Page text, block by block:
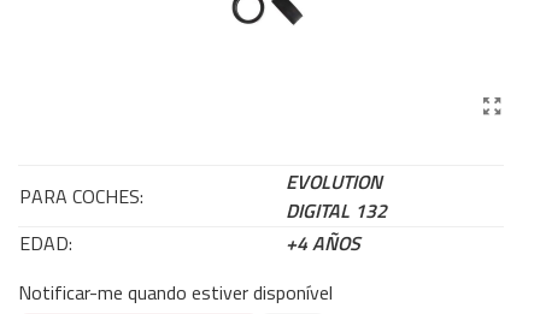
PARA COCHES:
EVOLUTION
DIGITAL 132
EDAD:
+4 AÑOS
Notificar-me quando estiver disponível